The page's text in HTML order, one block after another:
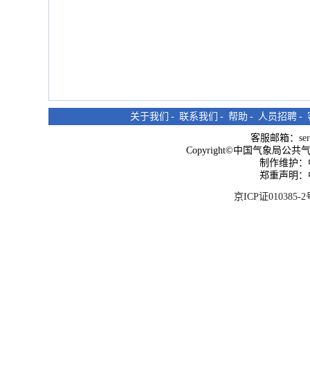
关于我们 - 联系我们 - 帮助 - 人员招聘 -
客服邮箱：
Copyright©中国气象局公共
制作维护
郑重声明
京ICP证010385-2